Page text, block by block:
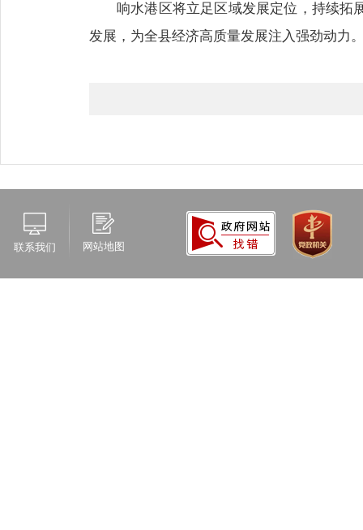
响水港区将立足区域发展定位，持续拓
发展，为全县经济高质量发展注入强劲动力
联系我们 网站地图